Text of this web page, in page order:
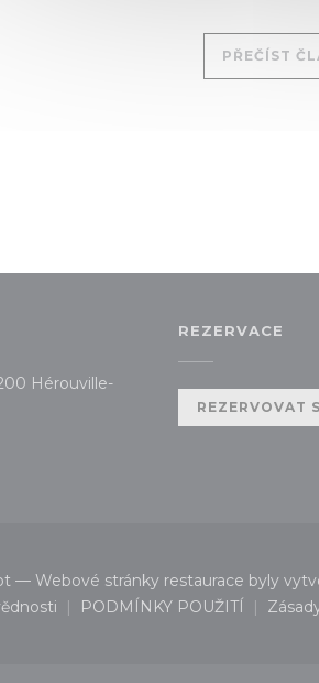
PŘEČÍST
Hérouville-
v novém okně))
REZERVACE
REZERVOVAT
— Webové stránky restaurace byly
se v novém okně))
PODMÍNKY POUŽITÍ
((otevře se v